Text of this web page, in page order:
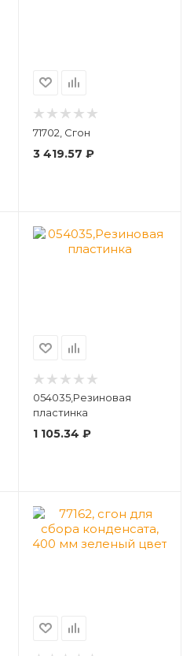
71702, Сгон
3 419.57 ₽
054035,Резиновая
пластинка
1 105.34 ₽